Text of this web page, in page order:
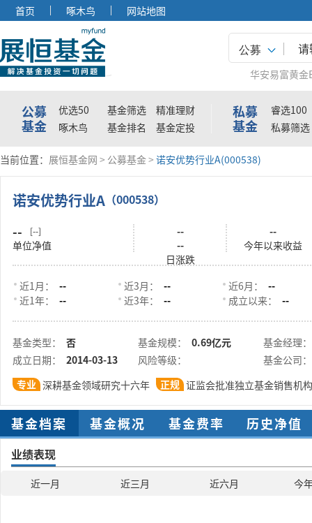
首页 啄木鸟 网站地图
公募
华安易富黄金
公募
基金
优选50 基金筛选
精准理财
啄木鸟
基金排名 基金定投
私募
基金
睿选100
私募筛选
当前位置： 展恒基金网 > 公募基金> 诺安优势行业A(000538)
诺安优势行业A （000538）
-- [--]
单位净值
--
--
日涨跌
--
今年以来收益
近1月：
--
近1年：
--
近3月：
--
近3年：
--
近6月：
--
成立以来：
--
基金类型：
否
成立日期：
2014-03-13
基金规模：
0.69亿元
风险等级：
基金经理：
基金公司：
专业 深耕基金领域研究十六年 正规 证监会批准独立基金销售机构
基金档案 基金概况 基金费率 历史净值
业绩表现
近一月 近三月 近六月 今